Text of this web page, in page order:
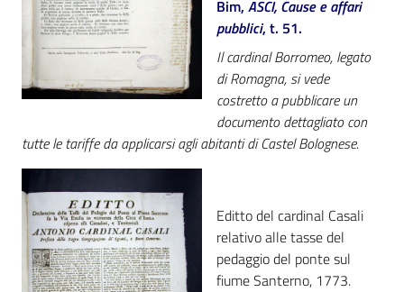
Bim, ASCI, Cause e affari
pubblici, t. 51.
Il cardinal Borromeo, legato
di Romagna, si vede
costretto a pubblicare un
documento dettagliato con
tutte le tariffe da applicarsi agli abitanti di Castel Bolognese.
Editto del cardinal Casali
relativo alle tasse del
pedaggio del ponte sul
fiume Santerno, 1773.